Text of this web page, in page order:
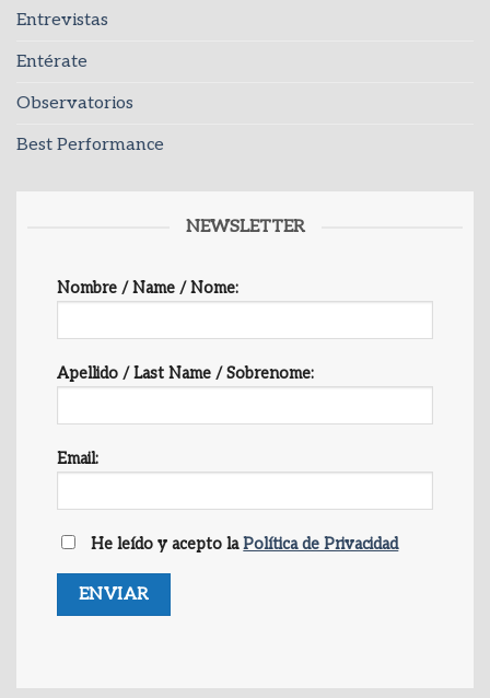
Entrevistas
Entérate
Observatorios
Best Performance
NEWSLETTER
Nombre / Name / Nome:
Apellido / Last Name / Sobrenome:
Email:
He leído y acepto laPolítica de Privacidad